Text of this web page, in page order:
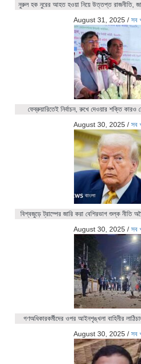
নুরুল হক নুরের আহত হওয়া নিয়ে উত্তপ্ত রাজনীতি,
August 31, 2025 / সব
ফেব্রুয়ারিতেই নির্বাচন, রুখে দেওয়ার শক্তি কারও
August 30, 2025 / সব
বিশ্বজুড়ে ট্রাম্পের জারি করা বেশিরভাগ শুল্ক নীতি
August 30, 2025 / সব
গণঅধিকারকর্মীদের ওপর আইনশৃঙ্খলা বাহিনীর
August 30, 2025 / সব